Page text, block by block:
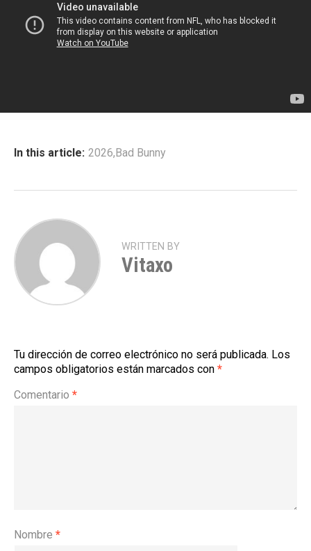
In this article: 2026,Bad Bunny
WRITTEN BY
Vitaxo
Tu dirección de correo electrónico no será publicada. Los
campos obligatorios están marcados con *
Comentario *
Nombre *